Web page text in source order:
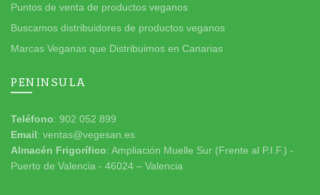
Puntos de venta de productos veganos
Buscamos distribuidores de productos veganos
Marcas Veganas que Distribuimos en Canarias
PENINSULA
Teléfono: 902 052 899
Email: ventas@vegesan.es
Almacén Frigorífico: Ampliación Muelle Sur (Frente al P.I.F.) -
Puerto de Valencia - 46024 – Valencia